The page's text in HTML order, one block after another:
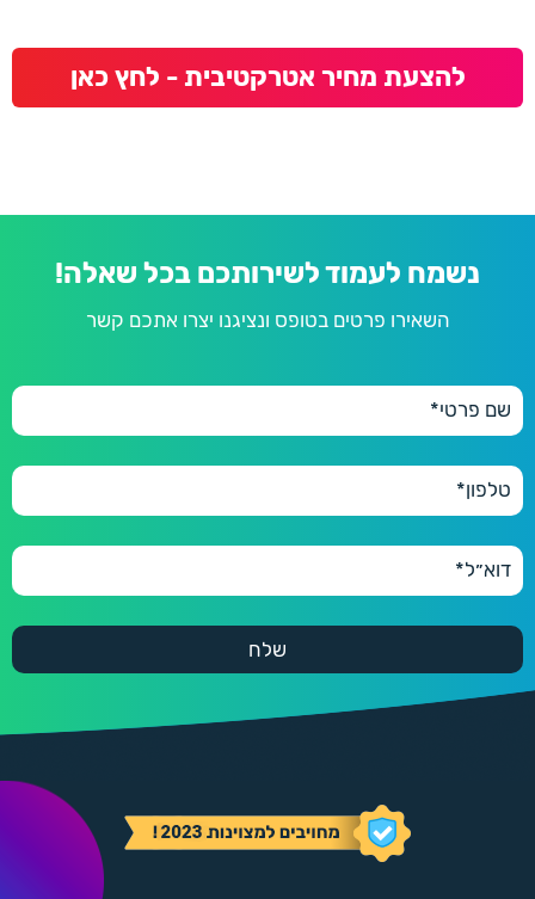
להצעת מחיר אטרקטיבית - לחץ כאן
נשמח לעמוד לשירותכם בכל שאלה!
השאירו פרטים בטופס ונציגנו יצרו אתכם קשר